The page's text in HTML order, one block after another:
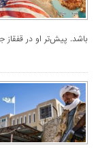
باشد. پیش‌تر او در قفقاز